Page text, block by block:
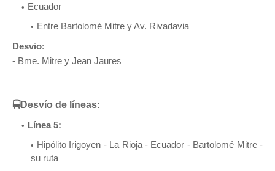
Ecuador
Entre Bartolomé Mitre y Av. Rivadavia
Desvio:
- Bme. Mitre y Jean Jaures
🚍Desvío de líneas:
Línea 5:
Hipólito Irigoyen - La Rioja - Ecuador - Bartolomé Mitre -
su ruta